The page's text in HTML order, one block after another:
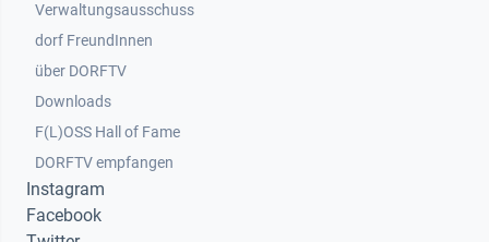
Verwaltungsausschuss
dorf FreundInnen
Footer 3
über DORFTV
Downloads
F(L)OSS Hall of Fame
Footer 4
DORFTV empfangen
Instagram
Facebook